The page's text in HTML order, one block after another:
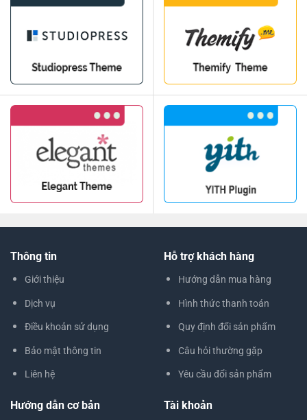
Thông tin
Giới thiệu
Dịch vụ
Điều khoản sử dụng
Bảo mật thông tin
Liên hệ
Hỗ trợ khách hàng
Hướng dẫn mua hàng
Hình thức thanh toán
Quy định đổi sản phẩm
Câu hỏi thường gặp
Yêu cầu đổi sản phẩm
Hướng dẫn cơ bản Tài khoản